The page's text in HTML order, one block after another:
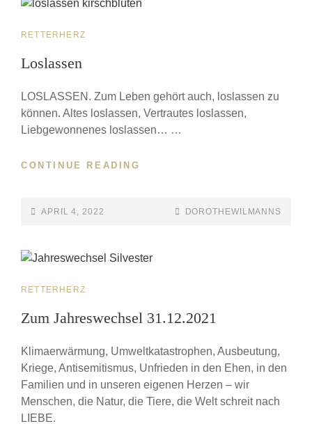
RETTERHERZ
Loslassen
LOSLASSEN. Zum Leben gehört auch, loslassen zu
können. Altes loslassen, Vertrautes loslassen,
Liebgewonnenes loslassen… …
CONTINUE READING
APRIL 4, 2022 DOROTHEWILMANNS
RETTERHERZ
Zum Jahreswechsel 31.12.2021
Klimaerwärmung, Umweltkatastrophen, Ausbeutung,
Kriege, Antisemitismus, Unfrieden in den Ehen, in den
Familien und in unseren eigenen Herzen – wir
Menschen, die Natur, die Tiere, die Welt schreit nach
LIEBE.